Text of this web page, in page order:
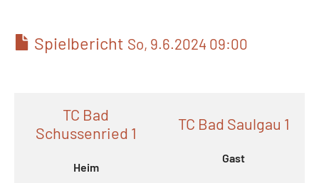
Spielbericht So, 9.6.2024 09:00
TC Bad
Schussenried 1
Heim
TC Bad Saulgau 1
Gast